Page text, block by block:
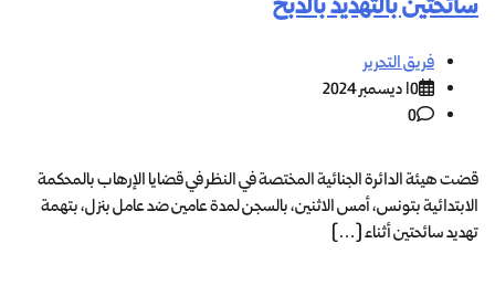
سائحتين بالتهديد بالذبح
فريق التحرير
10 ديسمبر 2024
0
قضت هيئة الدائرة الجنائية المختصة في النظر في قضايا الإرهاب بالمحكمة
الابتدائية بتونس، أمس الاثنين، بالسجن لمدة عامين ضد عامل بنزل، بتهمة
تهديد سائحتين أثناء […]